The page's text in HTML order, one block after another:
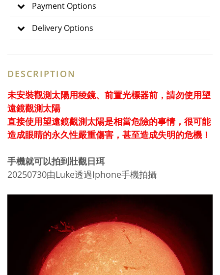
Payment Options
Delivery Options
DESCRIPTION
未安裝觀測太陽用稜鏡、前置光標器前，請勿使用望
遠鏡觀測太陽
直接使用望遠鏡觀測太陽是相當危險的事情，很可能
造成眼睛的永久性嚴重傷害，甚至造成失明的危機！
手機就可以拍到壯觀日珥
20250730由Luke透過Iphone手機拍攝